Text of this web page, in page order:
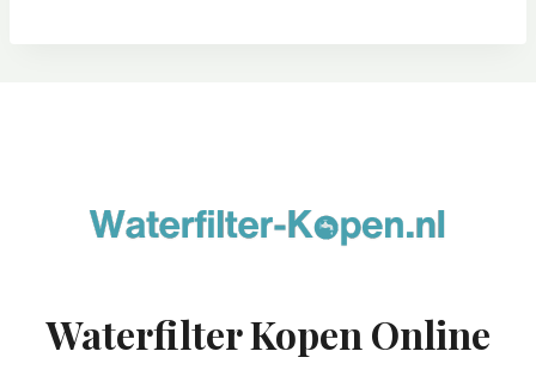
Waterfilter Kopen Online